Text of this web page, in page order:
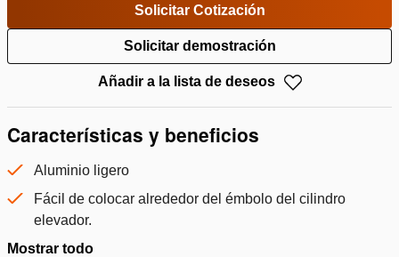
Solicitar Cotización
Solicitar demostración
Añadir a la lista de deseos
Características y beneficios
Aluminio ligero
Fácil de colocar alrededor del émbolo del cilindro
elevador.
Mostrar todo